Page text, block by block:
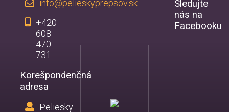
info@pelieskyprepsov.sk
+420
608
470
731
Korešpondenčná
adresa
Peliesky
Sledujte
nás na
Facebooku